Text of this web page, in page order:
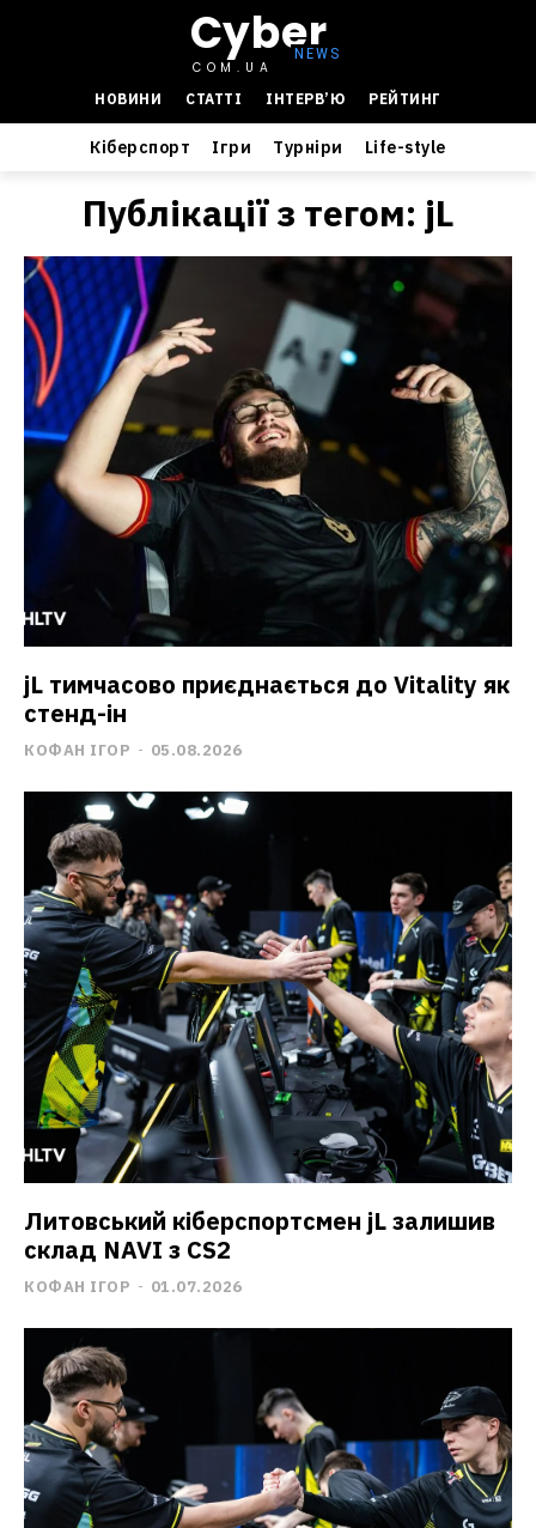
Cyber
COM.UA
НОВИНИ
СТАТТІ ІНТЕРВ’Ю РЕЙТИНГ
Кіберспорт Ігри Турніри Life-style
Публікації з тегом: jL
jL тимчасово приєднається до Vitality як
стенд-ін
КОФАН ІГОР - 05.08.2026
Литовський кіберспортсмен jL залишив
склад NAVI з CS2
КОФАН ІГОР - 01.07.2026